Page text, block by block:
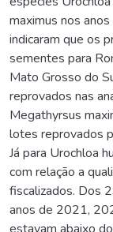
maximus nos
indicaram que os
sementes para
Mato Grosso do
reprovados nas
Megathyrsus
lotes reprovados
Já para Urochloa
com relação a
fiscalizados. Dos
anos de 2021,